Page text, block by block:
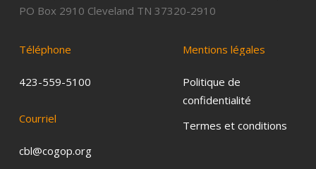
PO Box 2910 Cleveland TN 37320-2910
Téléphone
423-559-5100
Courriel
cbl@cogop.org
Mentions légales
Politique de
confidentialité
Termes et conditions